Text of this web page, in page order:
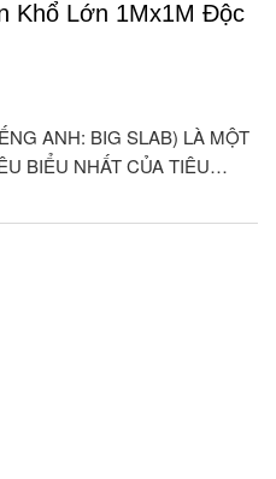
Khổ Lớn 1Mx1M Độc
ANH: BIG SLAB) LÀ MỘT
BIỂU NHẤT CỦA TIÊU
NHÀ CỬA QUẢ THỰC ĐEM